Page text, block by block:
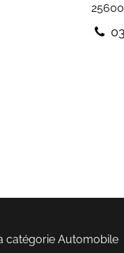
25600
catégorie Automobile